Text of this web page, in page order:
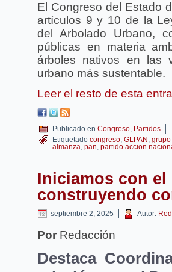
El Congreso del Estado
artículos 9 y 10 de la
del Arbolado Urbano,
públicas en materia
árboles nativos en las
urbano más sustentable.
Leer el resto de esta
Publicado en Congreso, Partidos |
Etiquetado congreso, GLPAN ,
almanza, pan, partido accion
Iniciamos con el
construyendo
septiembre 2, 2025 | Autor:
Por Redacción
Destaca